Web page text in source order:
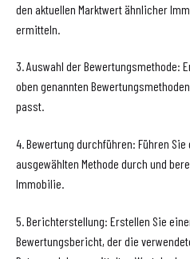
den aktuellen Marktwert ähnlicher
ermitteln.
3. Auswahl der Bewertungsmethode:
oben genannten
passt.
4. Bewertung durchführen: Führen
ausgewählten Methode durch und
Immobilie.
5. Berichterstellung: Erstellen Sie
Bewertungsbericht, der die